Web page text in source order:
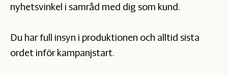
nyhetsvinkel i samråd med dig som kund.
Du har full insyn i produktionen och alltid sista
ordet inför kampanjstart.